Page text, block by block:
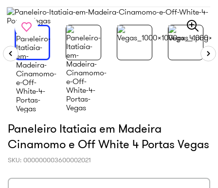
Paneleiro Itatiaia em Madeira
Cinamomo e Off White 4 Portas Vegas
SKU: 000000003600002021